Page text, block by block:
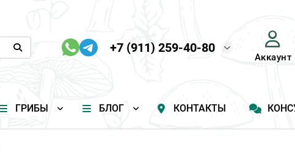
+7 (911) 259-40-80
Аккаунт
ГРИБЫ БЛОГ КОНТАКТЫ